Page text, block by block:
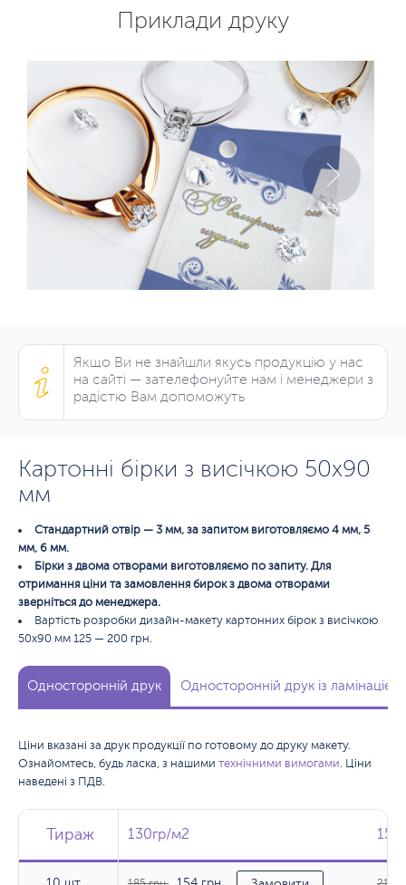
Приклади друку
Якщо Ви не знайшли якусь продукцію у нас
на сайті — зателефонуйте нам і менеджери з
радістю Вам допоможуть
Картонні бірки з висічкою 50х90
мм
Стандартний отвір — 3 мм, за запитом виготовляємо 4 мм, 5
мм, 6 мм.
Бірки з двома отворами виготовляємо по запиту. Для
отримання ціни та замовлення бирок з двома отворами
зверніться до менеджера.
Вартість розробки дизайн-макету картонних бірок з висічкою
50х90 мм 125 — 200 грн.
Односторонній друк Односторонній друк із ламінацією
Ціни вказані за друк продукції по готовому до друку макету.
Ознайомтесь, будь ласка, з нашими технічними вимогами. Ціни
наведені з ПДВ.
Тираж
Тираж 130гр/м2
Тираж 130гр/м2